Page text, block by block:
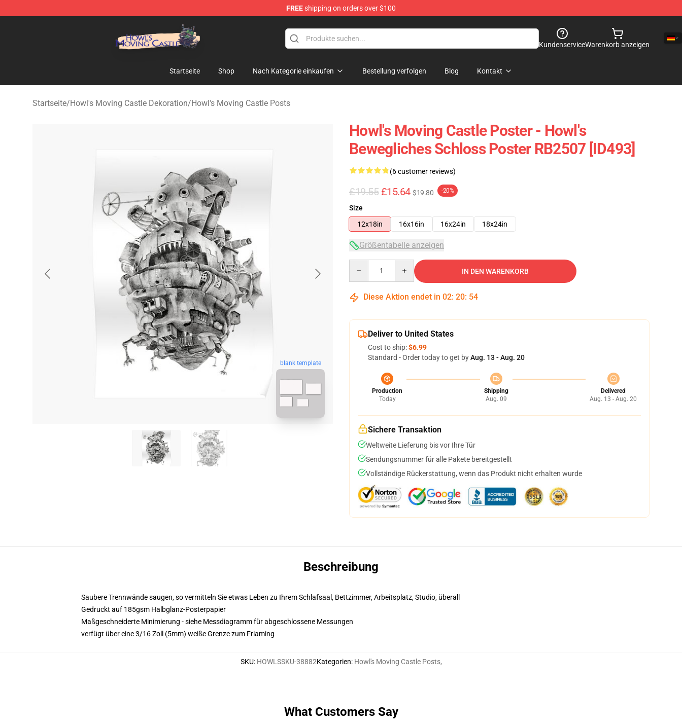
FREEshipping on orders over $100
Howl's Moving Castle Store - Official Howl's Moving Castle Merchandise Shop
KundenserviceWarenkorb anzeigen
Startseite Shop Nach Kategorie einkaufen Bestellung verfolgen Blog Kontakt
Startseite/Howl's Moving Castle Dekoration/Howl's Moving Castle Posts
blank template
Howl's Moving Castle Poster - Howl's
Bewegliches Schloss Poster RB2507 [ID493]
(6 customer reviews)
£19.55 £15.64 $19.80 -20%
Size
12x18in
16x16in 16x24in 18x24in
Größentabelle anzeigen
IN DEN WARENKORB
Diese Aktion endet in 02: 20: 53
Deliver to United States
Cost to ship:$6.99
Standard - Order today to get byAug. 13 - Aug. 20
Production
Today
Shipping
Aug. 09
Delivered
Aug. 13 - Aug. 20
Sichere Transaktion
Weltweite Lieferung bis vor Ihre Tür
Sendungsnummer für alle Pakete bereitgestellt
Vollständige Rückerstattung, wenn das Produkt nicht erhalten wurde
Beschreibung
Saubere Trennwände saugen, so vermitteln Sie etwas Leben zu Ihrem Schlafsaal, Bettzimmer, Arbeitsplatz, Studio, überall
Gedruckt auf 185gsm Halbglanz-Posterpapier
Maßgeschneiderte Minimierung - siehe Messdiagramm für abgeschlossene Messungen
verfügt über eine 3/16 Zoll (5mm) weiße Grenze zum Friaming
SKU: HOWLSSKU-38882Kategorien: Howl's Moving Castle Posts,
What Customers Say